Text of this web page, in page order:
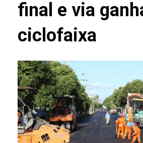
final e via
ciclofaixa